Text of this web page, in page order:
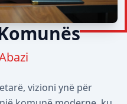
vizioni ynë për